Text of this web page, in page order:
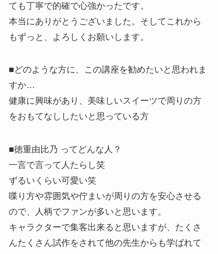
ても丁寧で的確で心強かったです。
本当にありがとうございました。そしてこれから
もずっと、よろし くお願いします。
■どのような方に、この講座を勧めたいと思われま
すか…
健康に興味があり、美味しいスイーツで周りの方
をおもてなししたいと思っている方
■徳重由比乃 ってどんな人？
一言で言って人たらし笑
ずるいくらい可愛い笑
喋り方や雰囲気や佇まいが周りの方を安心させる
ので、人柄でファ ンが多いと思います。
キャラクターで集客出来ると思いますが、たくさ
んたくさん試作を されて他の先生からも学ばれて